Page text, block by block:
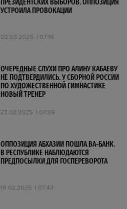
ПРЕЗИДЕНТСКИХ ВЫБОРОВ. ОППОЗИЦИЯ
УСТРОИЛА ПРОВОКАЦИИ
02.03.2025 07:18
ОЧЕРЕДНЫЕ СЛУХИ ПРО АЛИНУ КАБАЕВУ
НЕ ПОДТВЕРДИЛИСЬ. У СБОРНОЙ РОССИИ
ПО ХУДОЖЕСТВЕННОЙ ГИМНАСТИКЕ
НОВЫЙ ТРЕНЕР
23.02.2025 07:39
ОППОЗИЦИЯ АБХАЗИИ ПОШЛА ВА-БАНК.
В РЕСПУБЛИКЕ НАБЛЮДАЮТСЯ
ПРЕДПОСЫЛКИ ДЛЯ ГОСПЕРЕВОРОТА
18.02.2025 07:43